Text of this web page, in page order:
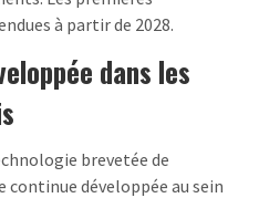
à partir de 2028.
dans les
brevetée de
développée au sein